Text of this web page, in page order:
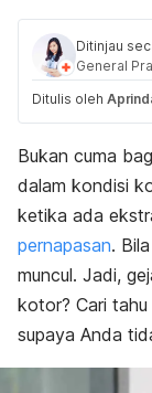
Ditinjau
General
Ditulis oleh
Bukan cuma
dalam kondisi
ketika ada
pernapasan.
muncul. Jadi,
kotor? Cari
supaya Anda